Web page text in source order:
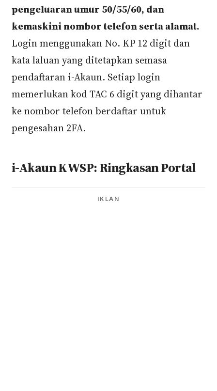
pengeluaran umur 50/55/60, dan
kemaskini nombor telefon serta alamat.
Login menggunakan No. KP 12 digit dan
kata laluan yang ditetapkan semasa
pendaftaran i-Akaun. Setiap login
memerlukan kod TAC 6 digit yang dihantar
ke nombor telefon berdaftar untuk
pengesahan 2FA.
i-Akaun KWSP: Ringkasan Portal
IKLAN